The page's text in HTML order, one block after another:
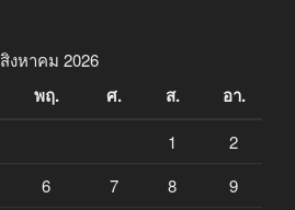
สิงหาคม 2026
พฤ. ศ. ส. อา.
1
2
6 7 8
9